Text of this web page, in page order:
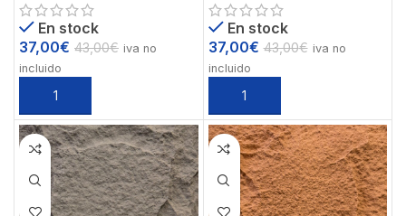
Ref. PUB-2
En stock
37,00€ 43,00€ iva no
incluido
Ref. PUB-3
En stock
37,00€ 43,00€ iva no
incluido